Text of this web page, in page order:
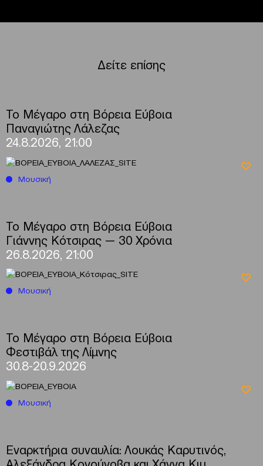
Δείτε επίσης
Το Μέγαρο στη Βόρεια Εύβοια
Παναγιώτης Λάλεζας
24.8.2026, 21:00
Μουσική
Το Μέγαρο στη Βόρεια Εύβοια
Γιάννης Κότσιρας — 30 Χρόνια
26.8.2026, 21:00
Μουσική
Το Μέγαρο στη Βόρεια Εύβοια
Φεστιβάλ της Λίμνης
30.8-20.9.2026
Μουσική
Εναρκτήρια συναυλία: Λουκάς Καρυτινός,